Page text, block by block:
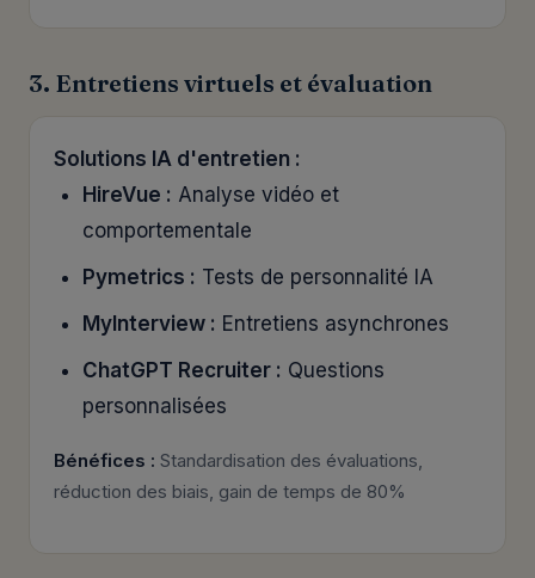
3. Entretiens virtuels et évaluation
Solutions IA d'entretien :
HireVue : Analyse vidéo et
comportementale
Pymetrics : Tests de personnalité IA
MyInterview : Entretiens asynchrones
ChatGPT Recruiter : Questions
personnalisées
Bénéfices : Standardisation des évaluations,
réduction des biais, gain de temps de 80%